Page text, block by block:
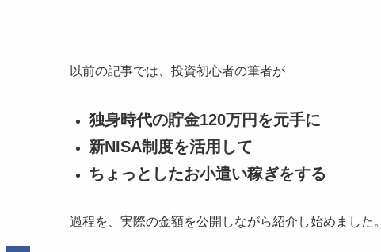
以前の記事では、投資初心者の筆者が
独身時代の貯金120万円を元手に
新NISA制度を活用して
ちょっとしたお小遣い稼ぎをする
過程を、実際の金額を公開しながら紹介し始めました。